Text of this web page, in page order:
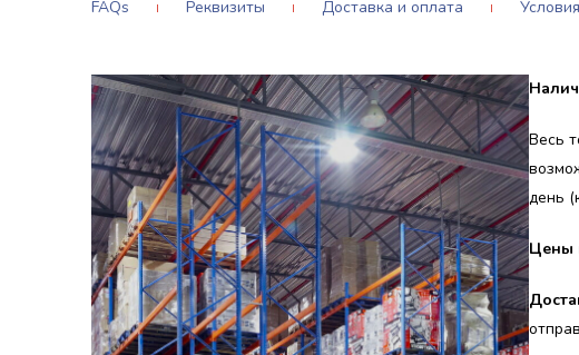
FAQs Реквизиты Доставка и оплата
Весь
день
Цены